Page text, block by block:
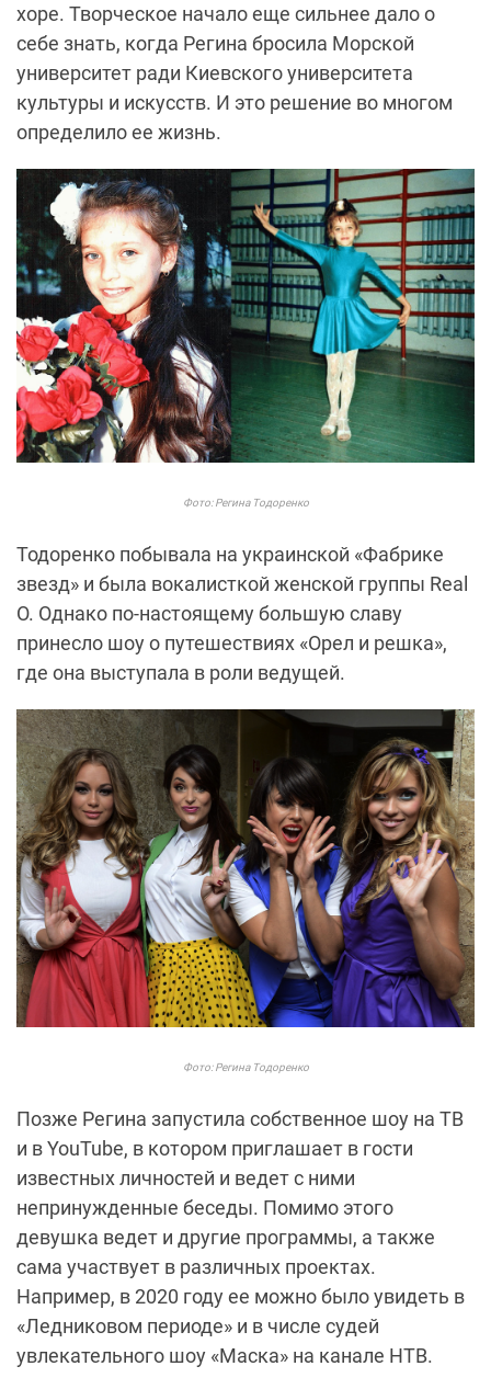
хоре. Творческое начало еще сильнее дало о
себе знать, когда Регина бросила Морской
университет ради Киевского университета
культуры и искусств. И это решение во многом
определило ее жизнь.
Фото: Регина Тодоренко
Тодоренко побывала на украинской «Фабрике
звезд» и была вокалисткой женской группы Real
O. Однако по-настоящему большую славу
принесло шоу о путешествиях «Орел и решка»,
где она выступала в роли ведущей.
Фото: Регина Тодоренко
Позже Регина запустила собственное шоу на ТВ
и в YouTube, в котором приглашает в гости
известных личностей и ведет с ними
непринужденные беседы. Помимо этого
девушка ведет и другие программы, а также
сама участвует в различных проектах.
Например, в 2020 году ее можно было увидеть в
«Ледниковом периоде» и в числе судей
увлекательного шоу «Маска» на канале НТВ.